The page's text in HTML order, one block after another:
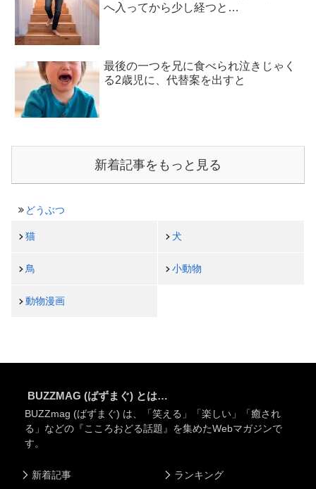
へ入ってから少し経つと…
最後の一つを兄に食べられ泣きじゃく
る2歳児に、代替案を出すと
新着記事をもっと見る
どうぶつ
猫 犬
鳥 小動物
動物漫画
BUZZMAG (ばずまぐ) とは…
BUZZmag (ばずまぐ) は、「笑える」「楽しい」「癒され
る」などの『こころおどる話題』を集めたWebマガジンで
す。
新着記事
ランキング